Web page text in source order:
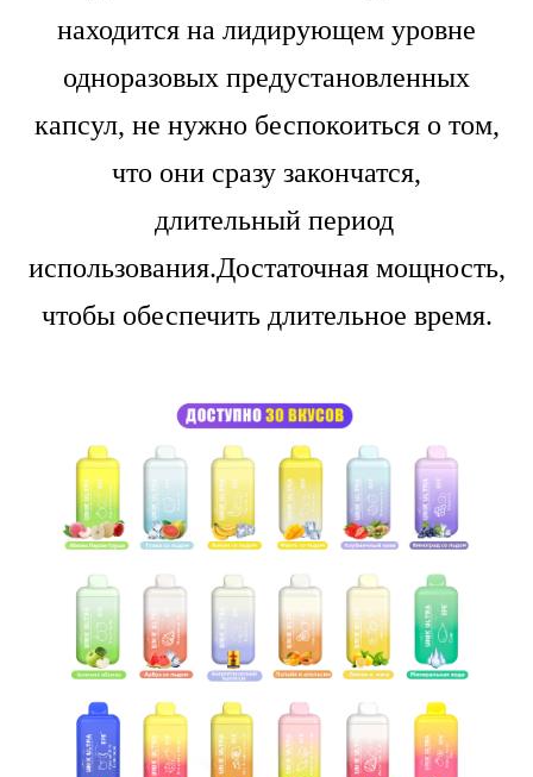
находится на лидирующем уровне
одноразовых предустановленных
капсул, не нужно беспокоиться о том,
что они сразу закончатся,
длительный период
использования.Достаточная мощность,
чтобы обеспечить длительное время.